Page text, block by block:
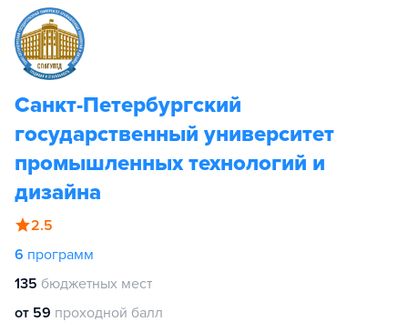
Санкт-Петербургский
государственный университет
промышленных технологий и
дизайна
2.5
6 программ
135 бюджетных мест
от 59 проходной балл